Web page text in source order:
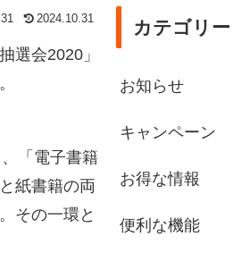
2024.10.31
選会2020」
「電子書籍
紙書籍の両
その一環と
カテゴリー
お知らせ
キャンペーン
お得な情報
便利な機能